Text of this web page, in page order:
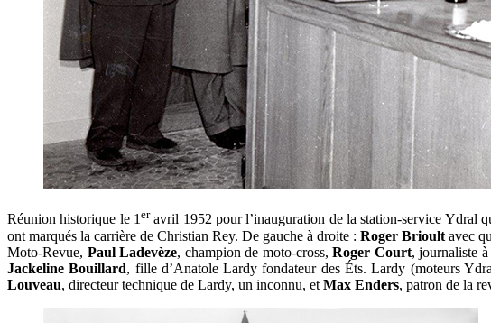
Réunion historique le 1eravril 1952 pour l’inauguration de la station-service Ydral
ont marqués la carrière de Christian Rey. De gauche à droite : Roger Brioult avec
Moto-Revue, Paul Ladevèze, champion de moto-cross, Roger Court, journaliste
Jackeline Bouillard, fille d’Anatole Lardy fondateur des Éts. Lardy (moteurs
Louveau, directeur technique de Lardy, un inconnu, et Max Enders, patron de la